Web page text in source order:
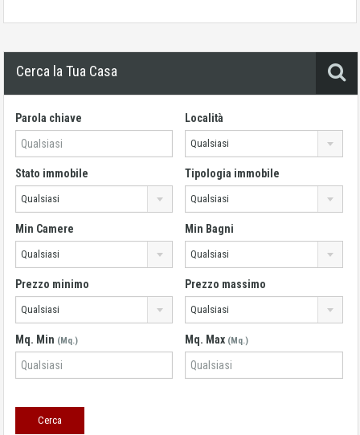
Cerca la Tua Casa
Parola chiave Località
Qualsiasi
Stato immobile
Qualsiasi
Tipologia immobile
Qualsiasi
Min Camere
Qualsiasi
Min Bagni
Qualsiasi
Prezzo minimo
Qualsiasi
Prezzo massimo
Qualsiasi
Mq. Min (Mq.) Mq. Max (Mq.)